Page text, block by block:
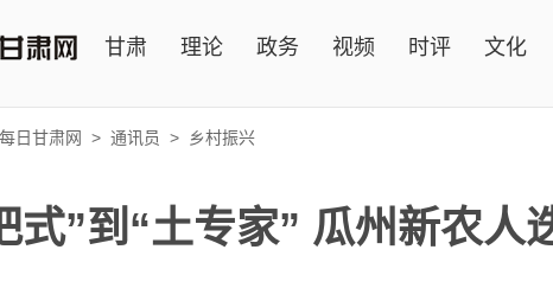
甘肃 理论 政务 视频 时评 文化
每日甘肃网 > 通讯员 > 乡村振兴
式”到“土专家” 瓜州新农人